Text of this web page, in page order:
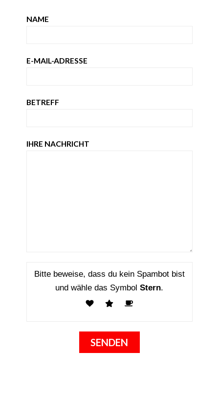
NAME
E-MAIL-ADRESSE
BETREFF
IHRE NACHRICHT
Bitte beweise, dass du kein Spambot bist
und wähle das Symbol Stern.